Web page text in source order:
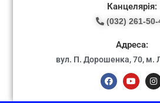
Канцелярія:
(032) 261-50-
Адреса:
вул. П. Дорошенка, 70, м.